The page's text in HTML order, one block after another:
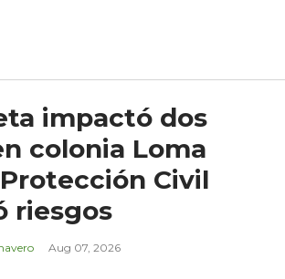
impactó dos
colonia Loma
Civil
riesgos
Aug 07, 2026